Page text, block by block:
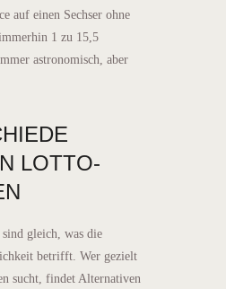
auf einen Sechser ohne
1 zu 15,5
astronomisch, aber
LOTTO-
gleich, was die
betrifft. Wer gezielt
sucht, findet Alternativen